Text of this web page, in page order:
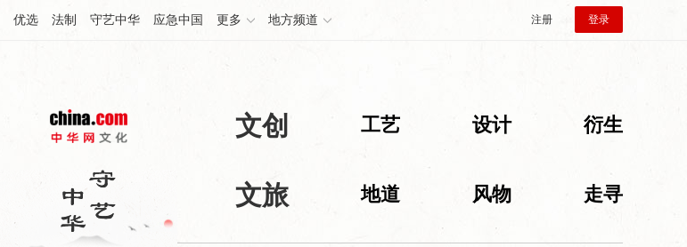
优选 法制 守艺中华 应急中国 更多 地方频道 注册 登录
文创 工艺 设计 衍生
文旅 地道 风物 走寻